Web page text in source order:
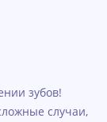
зубов!
случаи,